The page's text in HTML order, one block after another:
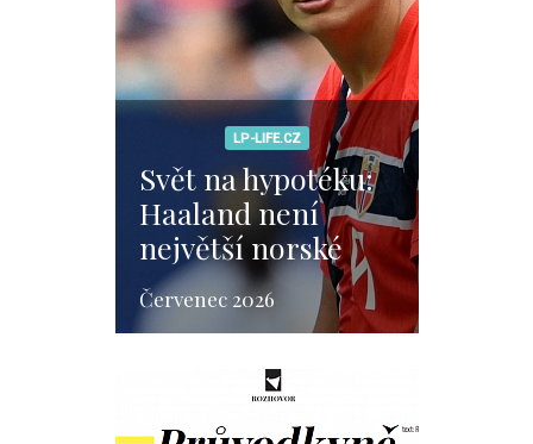
LP-LIFE.CZ
Svět na hypotéku:
Haaland není
největší norské
bohatství. Je jím
rozhodnutí, které
Červenec 2026